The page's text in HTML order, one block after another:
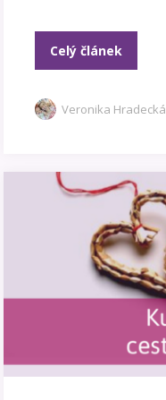
Celý článek
Veronika Hradecká